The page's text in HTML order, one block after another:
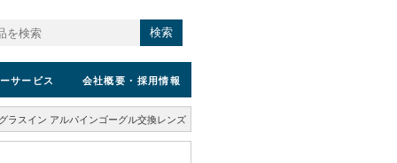
検索
サービス 会社概要 ・採用情報
ラスイン アルパインゴーグル交換レンズ